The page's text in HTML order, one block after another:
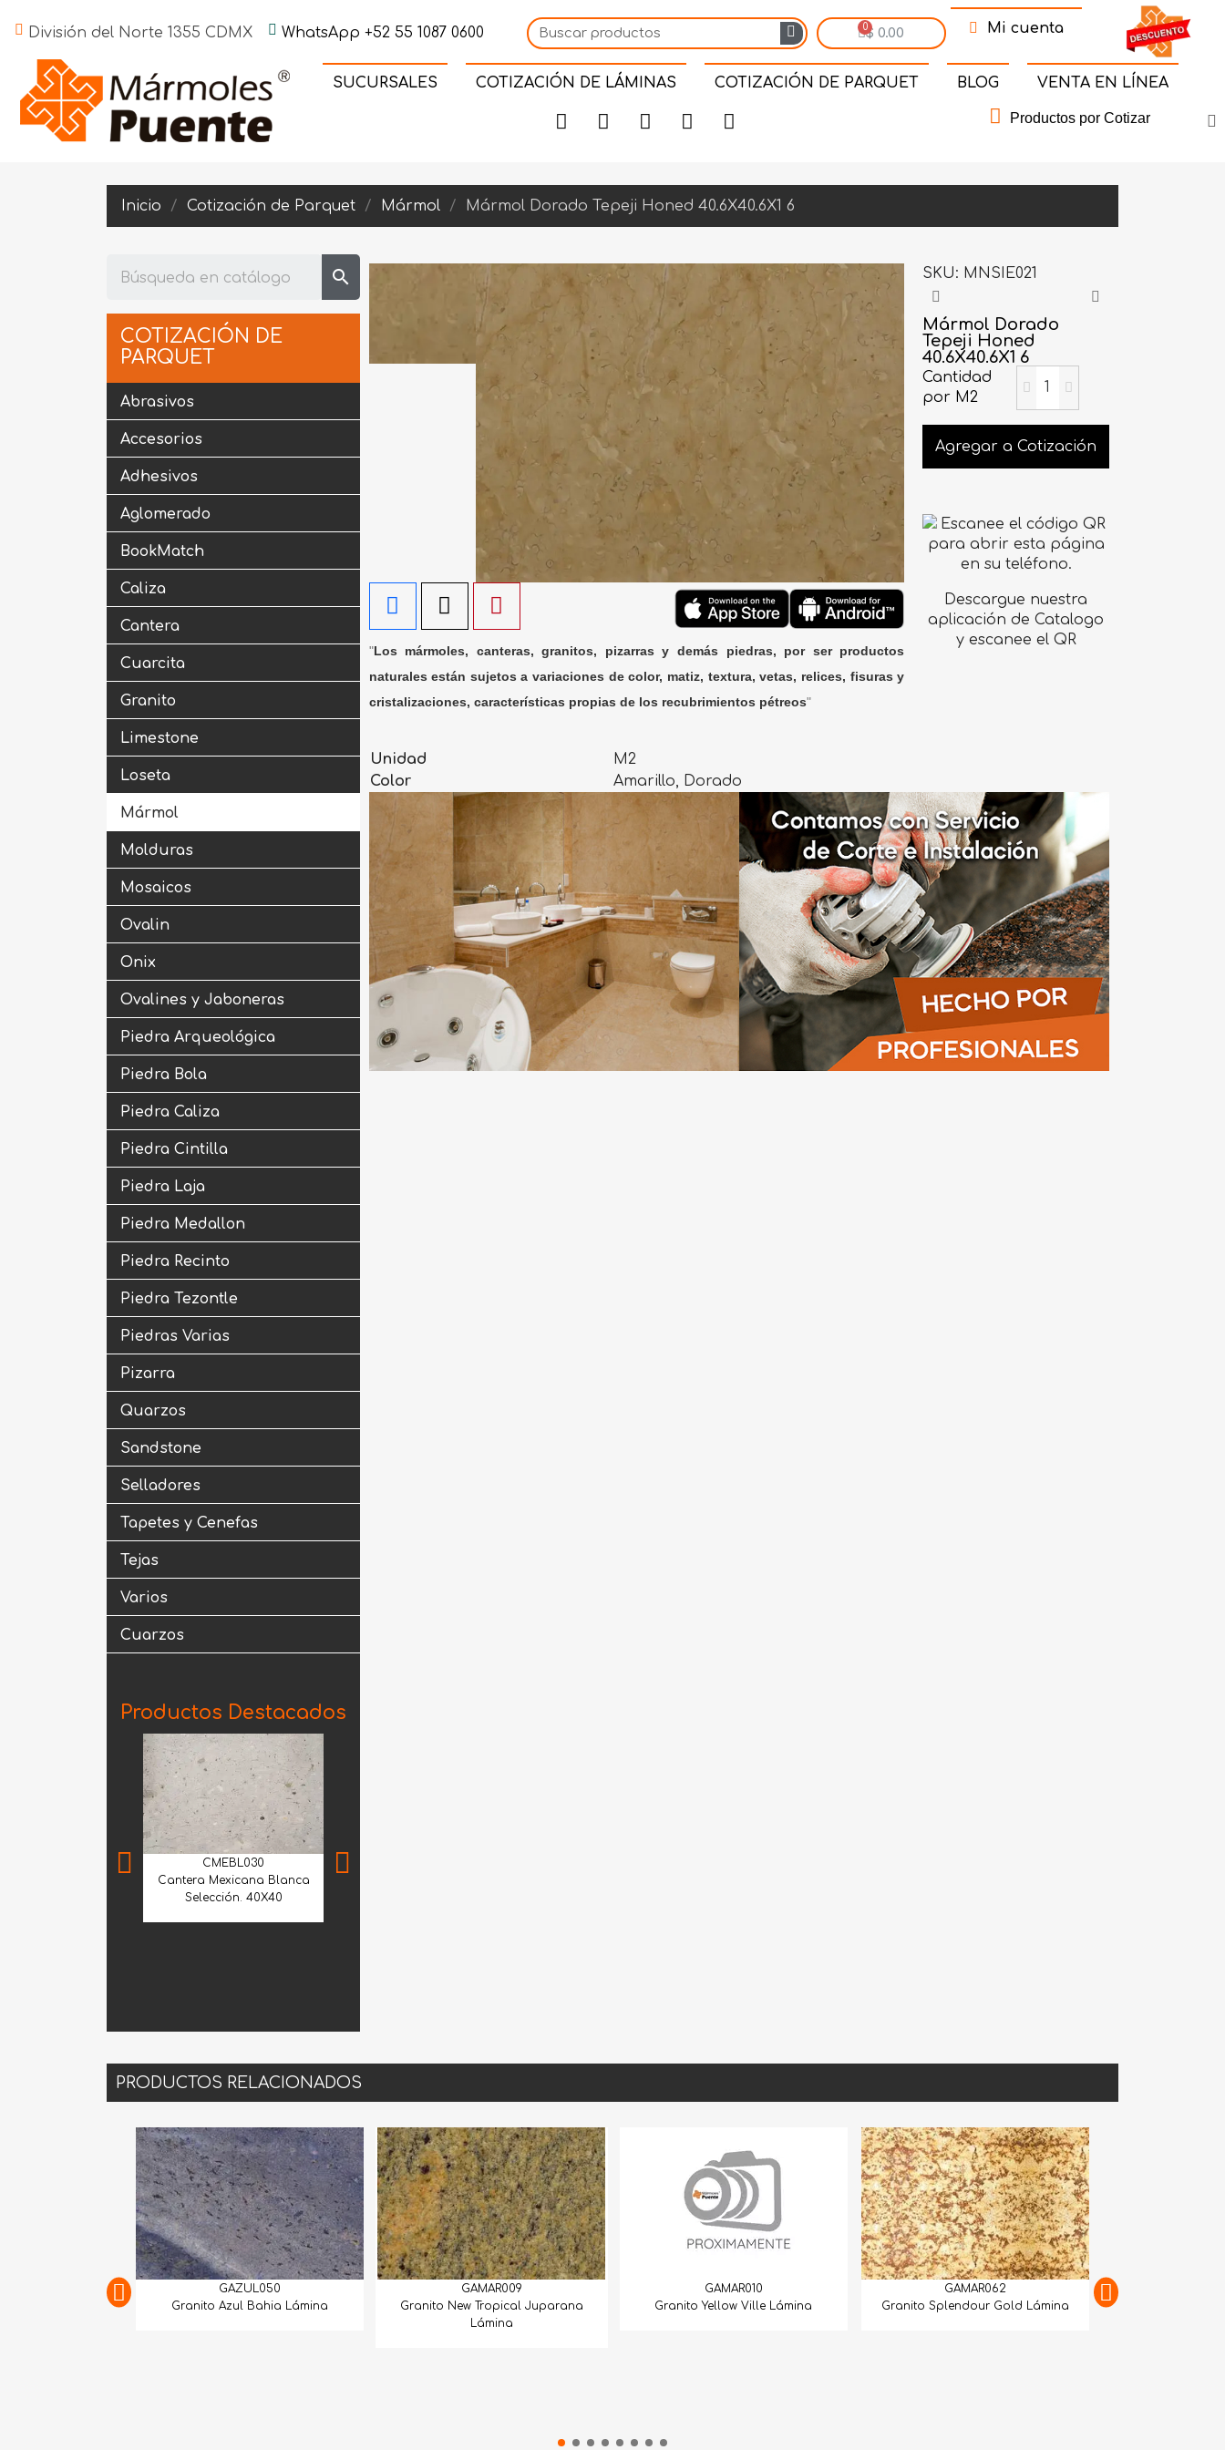
División del Norte 1355 CDMX WhatsApp +52 55 1087 0600 $ 0.00 Mi cuenta
SUCURSALES COTIZACIÓN DE LÁMINAS COTIZACIÓN DE PARQUET BLOG VENTA EN LÍNEA
Productos por Cotizar
Inicio Cotización de Parquet Mármol Mármol Dorado Tepeji Honed 40.6X40.6X1 6
search
COTIZACIÓN DE
PARQUET
Abrasivos
Accesorios
Adhesivos
Aglomerado
BookMatch
Caliza
Cantera
Cuarcita
Granito
Limestone
Loseta
Mármol
Molduras
Mosaicos
Ovalin
Onix
Ovalines y Jaboneras
Piedra Arqueológica
Piedra Bola
Piedra Caliza
Piedra Cintilla
Piedra Laja
Piedra Medallon
Piedra Recinto
Piedra Tezontle
Piedras Varias
Pizarra
Quarzos
Sandstone
Selladores
Tapetes y Cenefas
Tejas
Varios
Cuarzos
Productos Destacados
CMEBL030
Cantera Mexicana Blanca
Selección. 40X40
"Los mármoles, canteras, granitos, pizarras y demás piedras, por ser productos
naturales están sujetos a variaciones de color, matiz, textura, vetas, relices, fisuras y
cristalizaciones, características propias de los recubrimientos pétreos"
SKU MNSIE021
Mármol Dorado
Tepeji Honed
40.6X40.6X1 6
Cantidad
por M2
Agregar a Cotización
Descargue nuestra
aplicación de Catalogo
y escanee el QR
Unidad
M2
Color
Amarillo, Dorado
PRODUCTOS RELACIONADOS
GAZUL050
Granito Azul Bahia Lámina
Granito New Tropical Juparana
Granito Yellow Ville Lámina
Granito Splendour Gold Lámina